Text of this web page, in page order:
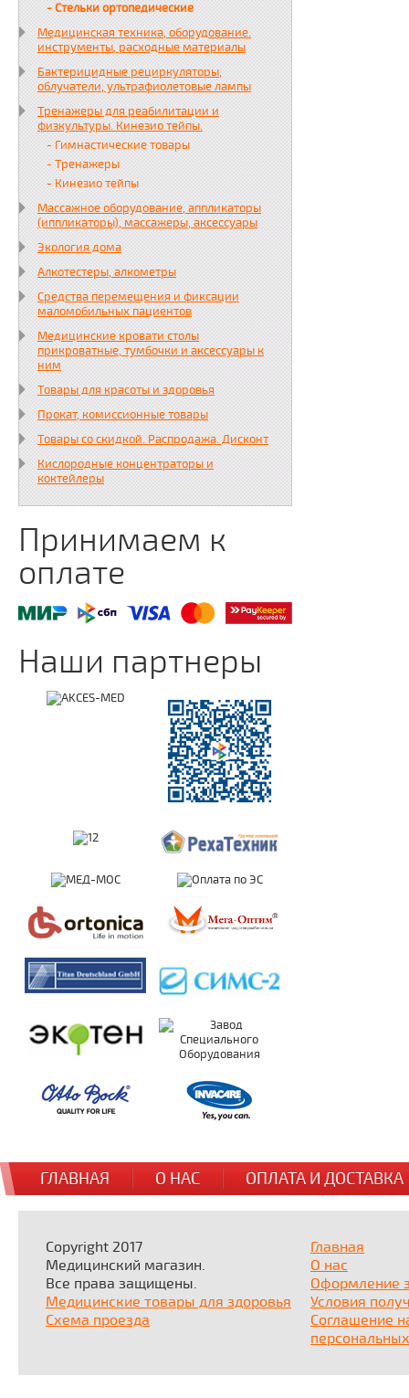
- Стельки ортопедические
Медицинская техника, оборудование.
инструменты, расходные материалы
Бактерицидные рециркуляторы,
облучатели, ультрафиолетовые лампы
Тренажеры для реабилитации и
физкультуры. Кинезио тейпы.
- Гимнастические товары
- Тренажеры
- Кинезио тейпы
Массажное оборудование, аппликаторы
(иппликаторы), массажеры, аксессуары
Экология дома
Алкотестеры, алкометры
Средства перемещения и фиксации
маломобильных пациентов
Медицинские кровати столы
прикроватные, тумбочки и аксессуары к
ним
Товары для красоты и здоровья
Прокат, комиссионные товары
Товары со скидкой. Распродажа. Дисконт
Кислородные концентраторы и
коктейлеры
Принимаем к
оплате
Наши партнеры
ГЛАВНАЯ О НАС ОПЛАТА И ДОСТАВКА
Copyright 2017
Медицинский магазин.
Все права защищены.
Медицинские товары для здоровья
Схема проезда
Главная
О нас
Оформление
Условия
Соглашение